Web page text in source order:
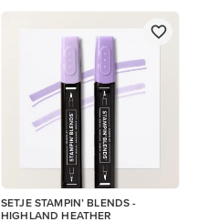
SETJE STAMPIN’ BLENDS -
HIGHLAND HEATHER